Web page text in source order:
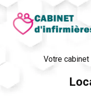
Votre cabinet